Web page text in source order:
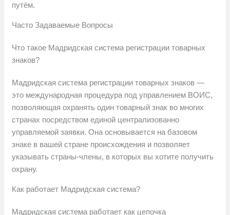
путём.
Часто Задаваемые Вопросы
Что такое Мадридская система регистрации товарных
знаков?
Мадридская система регистрации товарных знаков —
это международная процедура под управлением ВОИС,
позволяющая охранять один товарный знак во многих
странах посредством единой централизованно
управляемой заявки. Она основывается на базовом
знаке в вашей стране происхождения и позволяет
указывать страны-члены, в которых вы хотите получить
охрану.
Как работает Мадридская система?
Мадридская система работает как цепочка